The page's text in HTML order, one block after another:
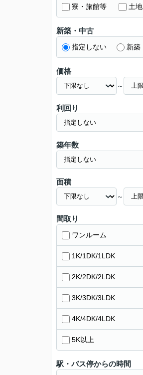
寮・旅館等 土地
新築・中古
指定しない 新築
価格
～
利回り
築年数
面積
～
間取り
ワンルーム
1K/1DK/1LDK
2K/2DK/2LDK
3K/3DK/3LDK
4K/4DK/4LDK
5K以上
駅・バス停からの時間